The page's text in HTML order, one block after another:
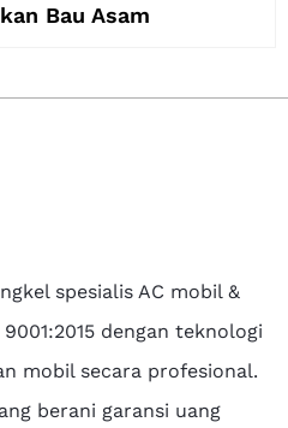
Bau Asam
spesialis AC mobil &
dengan teknologi
mobil secara profesional.
berani garansi uang